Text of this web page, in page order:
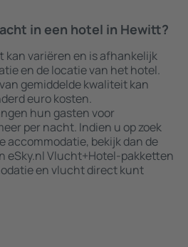
in een hotel in Hewitt?
kan variëren en is afhankelijk
en de locatie van het hotel.
gemiddelde kwaliteit kan
euro kosten.
hun gasten voor
per nacht. Indien u op zoek
accommodatie, bekijk dan de
eSky.nl Vlucht+Hotel-pakketten
en vlucht direct kunt